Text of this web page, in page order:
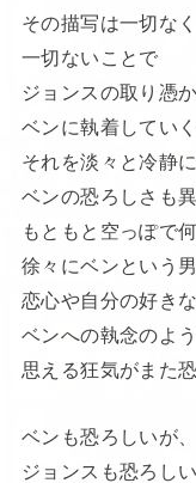
その描写は一切なく
一切ないことで
ジョンスの取り憑
ベンに執着してい
それを淡々と冷静
ベンの恐ろしさも異
もともと空っぽで
徐々にベンという
恋心や自分の好き
ベンへの執念のよ
思える狂気がまた恐
ベンも恐ろしいが、
ジョンスも恐ろし